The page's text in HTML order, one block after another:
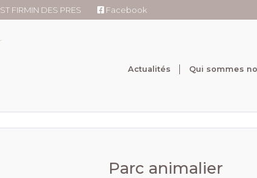
FIRMIN DES PRES Facebook
Actualités Qui sommes
Parc animalier